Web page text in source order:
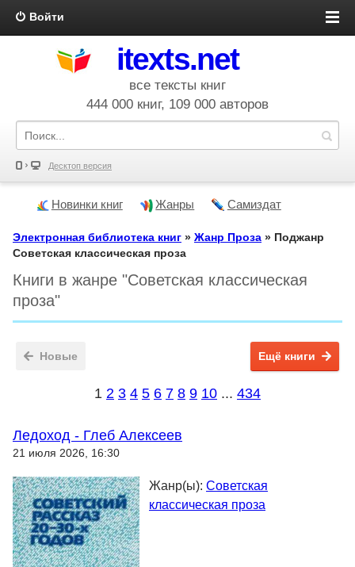
Войти
itexts.net
все тексты книг
444 000 книг, 109 000 авторов
Десктоп версия
Новинки книг Жанры Самиздат
Электронная библиотека книг » Жанр Проза » Поджанр
Советская классическая проза
Книги в жанре "Советская классическая
проза"
Новые Ещё книги
1 2 3 4 5 6 7 8 9 10 ... 434
Ледоход - Глеб Алексеев
21 июля 2026, 16:30
Жанр(ы): Советская
классическая проза